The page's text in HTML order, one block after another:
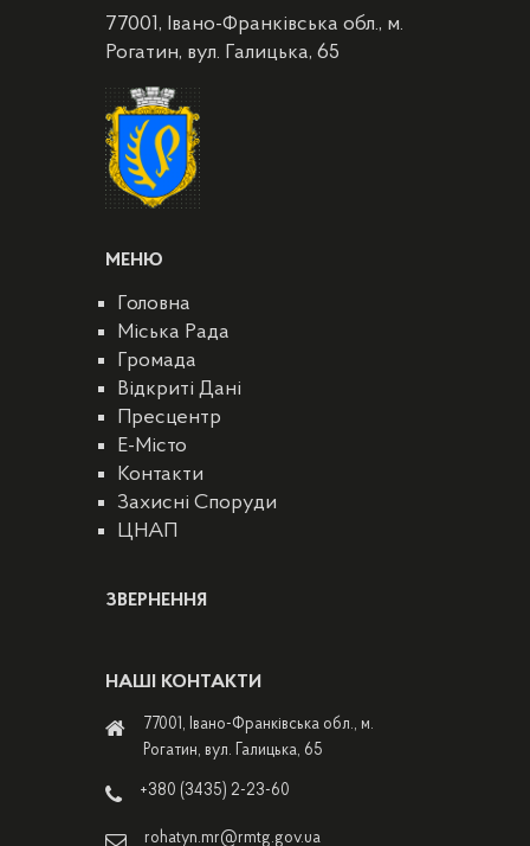
77001, Івано-Франківська обл., м.
Рогатин, вул. Галицька, 65
МЕНЮ
Головна
Міська Рада
Громада
Відкриті Дані
Пресцентр
E-Місто
Контакти
Захисні Споруди
ЦНАП
ЗВЕРНЕННЯ
НАШІ КОНТАКТИ
77001, Івано-Франківська обл., м.
Рогатин, вул. Галицька, 65
+380 (3435) 2-23-60
rohatyn.mr@rmtg.gov.ua